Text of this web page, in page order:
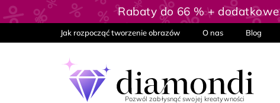
Przejść
do
Rabaty do 66 % +
Jak rozpocząć tworzenie obrazów O nas Blog